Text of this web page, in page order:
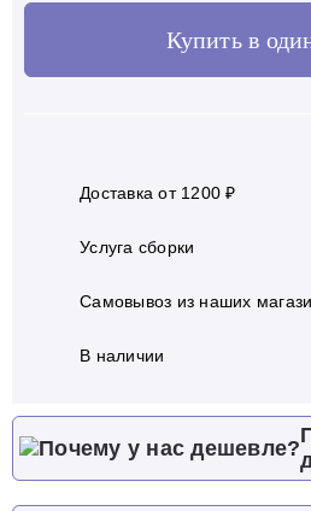
Купить в
Доставка от 1200 ₽
Услуга сборки
Самовывоз из наших
В наличии